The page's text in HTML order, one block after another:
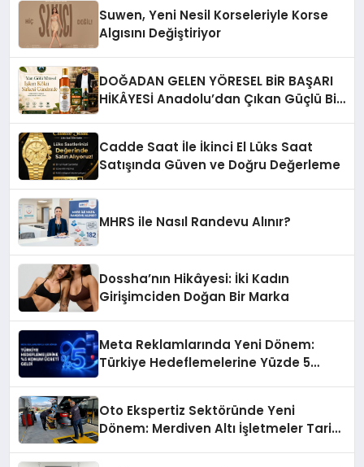
Suwen, Yeni Nesil Korseleriyle Korse
Algısını Değiştiriyor
DOĞADAN GELEN YÖRESEL BİR BAŞARI
HİKÂYESİ Anadolu’dan Çıkan Güçlü Bir
Cadde Saat İle İkinci El Lüks Saat
Satışında Güven ve Doğru Değerleme
MHRS ile Nasıl Randevu Alınır?
Dossha’nın Hikâyesi: İki Kadın
Girişimciden Doğan Bir Marka
Meta Reklamlarında Yeni Dönem:
Türkiye Hedeflemelerine Yüzde 5
Oto Ekspertiz Sektöründe Yeni
Dönem: Merdiven Altı İşletmeler Tarih